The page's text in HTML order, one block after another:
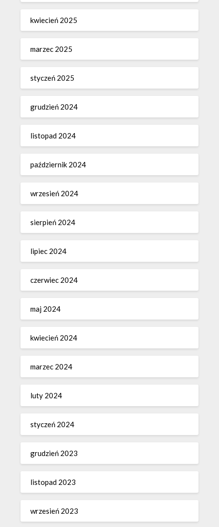
kwiecień 2025
marzec 2025
styczeń 2025
grudzień 2024
listopad 2024
październik 2024
wrzesień 2024
sierpień 2024
lipiec 2024
czerwiec 2024
maj 2024
kwiecień 2024
marzec 2024
luty 2024
styczeń 2024
grudzień 2023
listopad 2023
wrzesień 2023